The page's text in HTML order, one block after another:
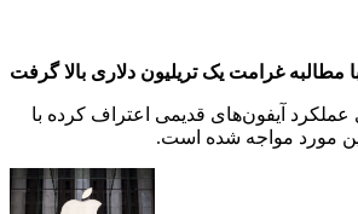
مطالبه‌ غرامت یک تریلیون دلاری بالا گرفت
آیفون‌های قدیمی اعتراف کرده با
مورد مواجه شده است.